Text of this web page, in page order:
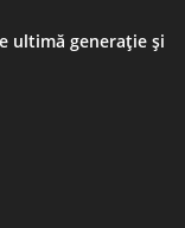
ultimă generaţie şi